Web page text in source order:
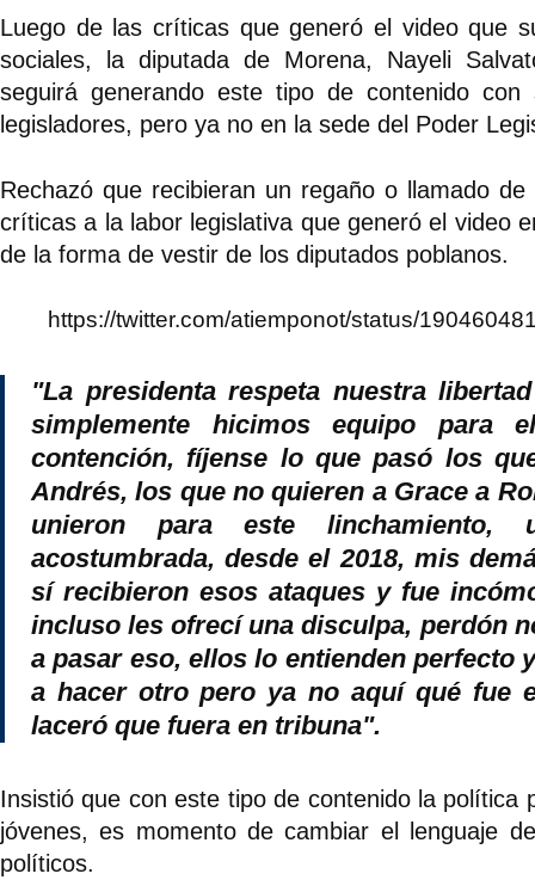
Luego de las críticas que generó el video que
sociales, la diputada de Morena, Nayeli
seguirá generando este tipo de contenido con
legisladores, pero ya no en la sede del Poder
Rechazó que recibieran un regaño o llamado
críticas a la labor legislativa que generó el video
de la forma de vestir de los diputados poblanos.
https://twitter.com/atiemponot/status/
"La presidenta respeta nuestra
simplemente hicimos equipo para
contención, fíjense lo que pasó los
Andrés, los que no quieren a Grace a
unieron para este linchamiento,
acostumbrada, desde el 2018, mis
sí recibieron esos ataques y fue
incluso les ofrecí una disculpa, perdón
a pasar eso, ellos lo entienden perfecto
a hacer otro pero ya no aquí qué fue
laceró que fuera en tribuna".
Insistió que con este tipo de contenido la política
jóvenes, es momento de cambiar el lenguaje
políticos.